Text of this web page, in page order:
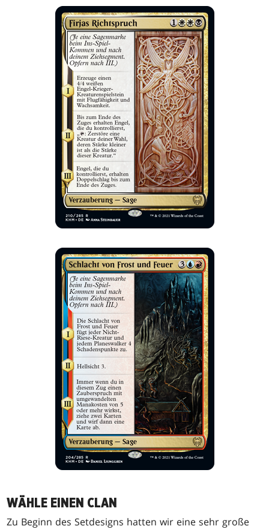
WÄHLE EINEN CLAN
Zu Beginn des Setdesigns hatten wir eine sehr große